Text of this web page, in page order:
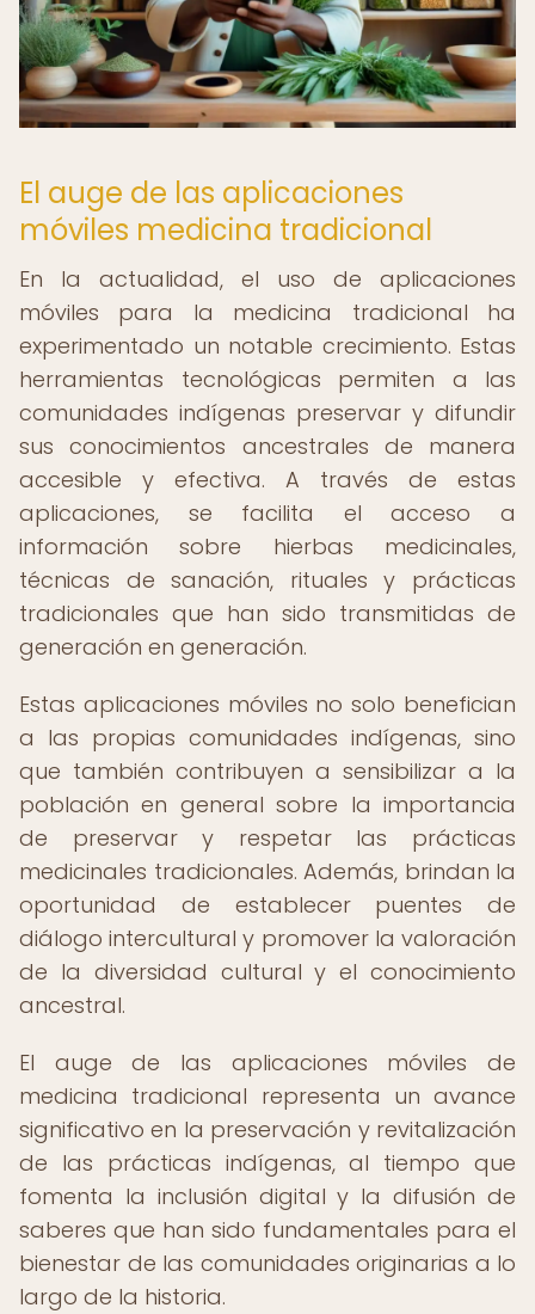
El auge de las aplicaciones
móviles medicina tradicional
En la actualidad, el uso de aplicaciones
móviles para la medicina tradicional ha
experimentado un notable crecimiento. Estas
herramientas tecnológicas permiten a las
comunidades indígenas preservar y difundir
sus conocimientos ancestrales de manera
accesible y efectiva. A través de estas
aplicaciones, se facilita el acceso a
información sobre hierbas medicinales,
técnicas de sanación, rituales y prácticas
tradicionales que han sido transmitidas de
generación en generación.
Estas aplicaciones móviles no solo benefician
a las propias comunidades indígenas, sino
que también contribuyen a sensibilizar a la
población en general sobre la importancia
de preservar y respetar las prácticas
medicinales tradicionales. Además, brindan la
oportunidad de establecer puentes de
diálogo intercultural y promover la valoración
de la diversidad cultural y el conocimiento
ancestral.
El auge de las aplicaciones móviles de
medicina tradicional representa un avance
significativo en la preservación y revitalización
de las prácticas indígenas, al tiempo que
fomenta la inclusión digital y la difusión de
saberes que han sido fundamentales para el
bienestar de las comunidades originarias a lo
largo de la historia.